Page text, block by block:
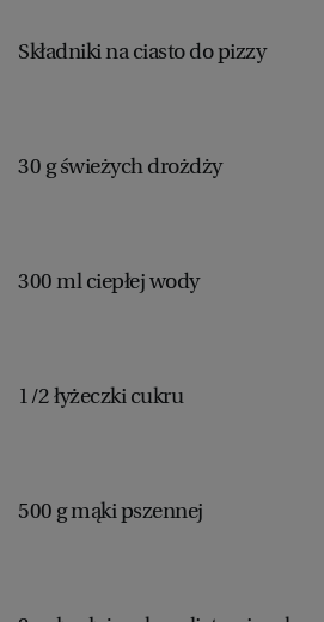
Składniki na ciasto do pizzy
30 g świeżych drożdży
300 ml ciepłej wody
1/2 łyżeczki cukru
500 g mąki pszennej